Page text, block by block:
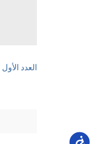
العدد الأول